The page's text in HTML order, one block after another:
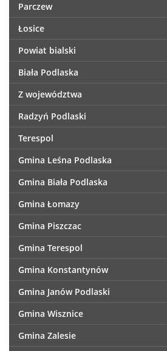
Parczew
Łosice
Powiat bialski
Biała Podlaska
Z województwa
Radzyń Podlaski
Terespol
Gmina Leśna Podlaska
Gmina Biała Podlaska
Gmina Łomazy
Gmina Piszczac
Gmina Terespol
Gmina Konstantynów
Gmina Janów Podlaski
Gmina Wisznice
Gmina Zalesie